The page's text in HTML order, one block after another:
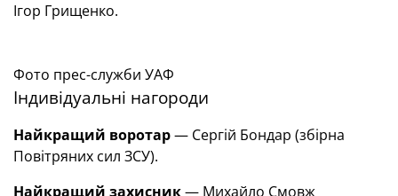
Ігор Грищенко.
Фото прес-служби УАФ
Індивідуальні нагороди
Найкращий воротар— Сергій Бондар (збірна
Повітряних сил ЗСУ).
Найкращий захисник— Михайло Смовж